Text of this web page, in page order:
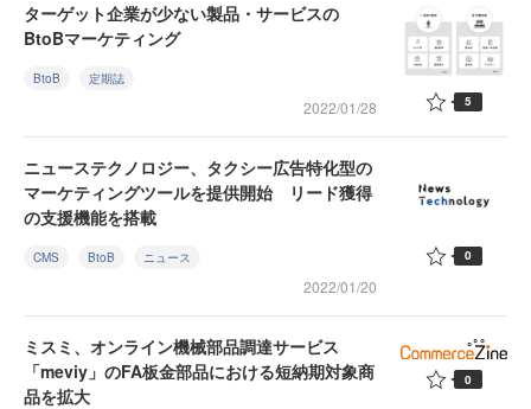
ターゲット企業が少ない製品・サービスの
BtoBマーケティング
BtoB 定期誌
2022/01/28 5
ニューステクノロジー、タクシー広告特化型の
マーケティングツールを提供開始 リード獲得
の支援機能を搭載
CMS BtoB ニュース
2022/01/20
0
ミスミ、オンライン機械部品調達サービス
「meviy」のFA板金部品における短納期対象商
品を拡大
0